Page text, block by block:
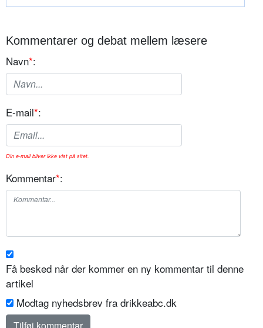
Kommentarer og debat mellem læsere
Navn*:
E-mail*:
Din e-mail bliver ikke vist på sitet.
Kommentar*:
Få besked når der kommer en ny kommentar til denne
artikel
Modtag nyhedsbrev fra drikkeabc.dk